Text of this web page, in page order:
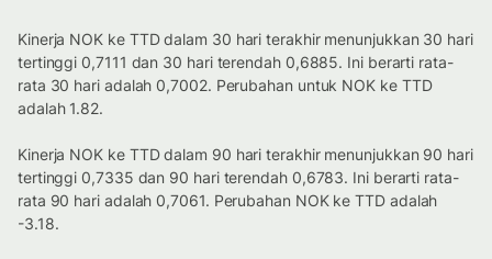
Kinerja NOK ke TTD dalam 30 hari terakhir menunjukkan 30 hari
tertinggi 0,7111 dan 30 hari terendah 0,6885. Ini berarti rata-
rata 30 hari adalah 0,7002. Perubahan untuk NOK ke TTD
adalah 1.82.
Kinerja NOK ke TTD dalam 90 hari terakhir menunjukkan 90 hari
tertinggi 0,7335 dan 90 hari terendah 0,6783. Ini berarti rata-
rata 90 hari adalah 0,7061. Perubahan NOK ke TTD adalah
-3.18.